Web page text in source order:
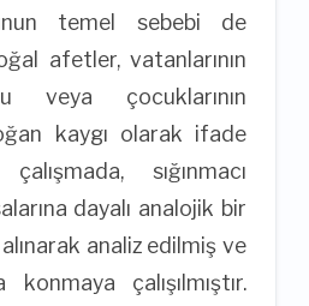
temel sebebi de
afetler, vatanlarının
veya çocuklarının
kaygı olarak ifade
sığınmacı
dayalı analojik bir
alınarak analiz edilmiş ve
çalışılmıştır.